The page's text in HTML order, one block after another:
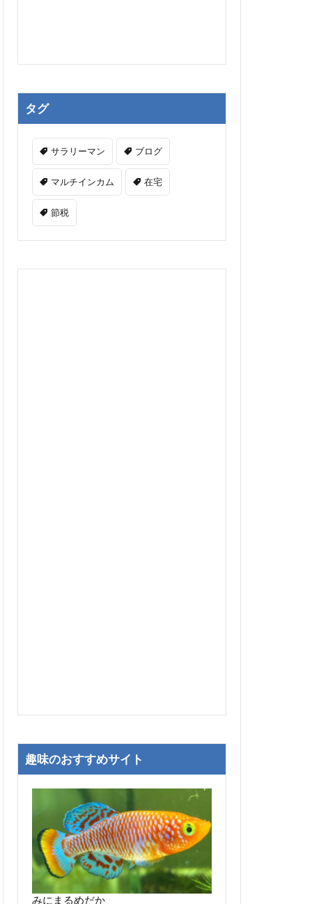
タグ
サラリーマン ブログ
マルチインカム 在宅
節税
趣味のおすすめサイト
みにまるめだか